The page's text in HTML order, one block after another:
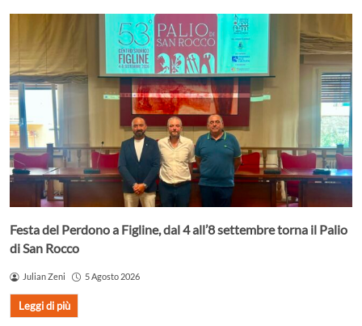
Festa del Perdono a Figline, dal 4 all’8 settembre torna il Palio
di San Rocco
Julian Zeni 5 Agosto 2026
Leggi di più